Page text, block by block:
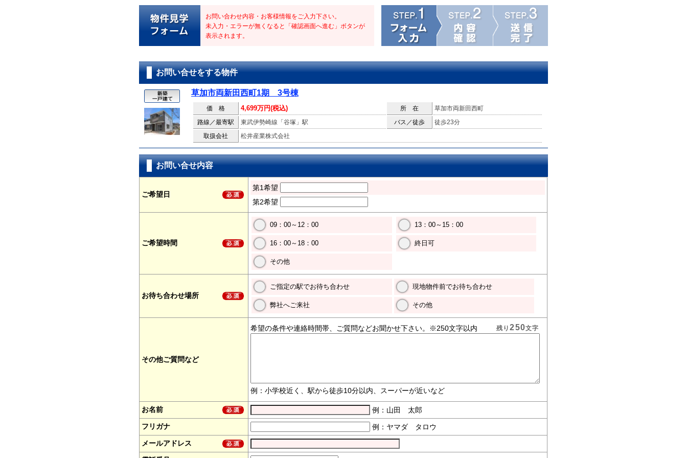
お問い合わせ内容・お客様情報をご入力下さい。
未入力・エラーが無くなると「確認画面へ進む」ボタンが
表示されます。
お問い合せをする物件
草加市両新田西町1期 3号棟
価 格 4,699万円(税込) 所 在
草加市両新田西町
路線／最寄駅
東武伊勢崎線「谷塚」駅 バス／徒歩
徒歩23分
取扱会社
松井産業株式会社
お問い合せ内容
ご希望日
第1希望
第2希望
ご希望時間
09：00～12：00 13：00～15：00
16：00～18：00 終日可
その他
お待ち合わせ場所
ご指定の駅でお待ち合わせ 現地物件前でお待ち合わせ
弊社へご来社 その他
その他ご質問など
希望の条件や連絡時間帯、ご質問などお聞かせ下さい。※250文字以内
例：小学校近く、駅から徒歩10分以内、スーパーが近いなど
残り250文字
お名前
例：山田 太郎
フリガナ
例：ヤマダ タロウ
メールアドレス